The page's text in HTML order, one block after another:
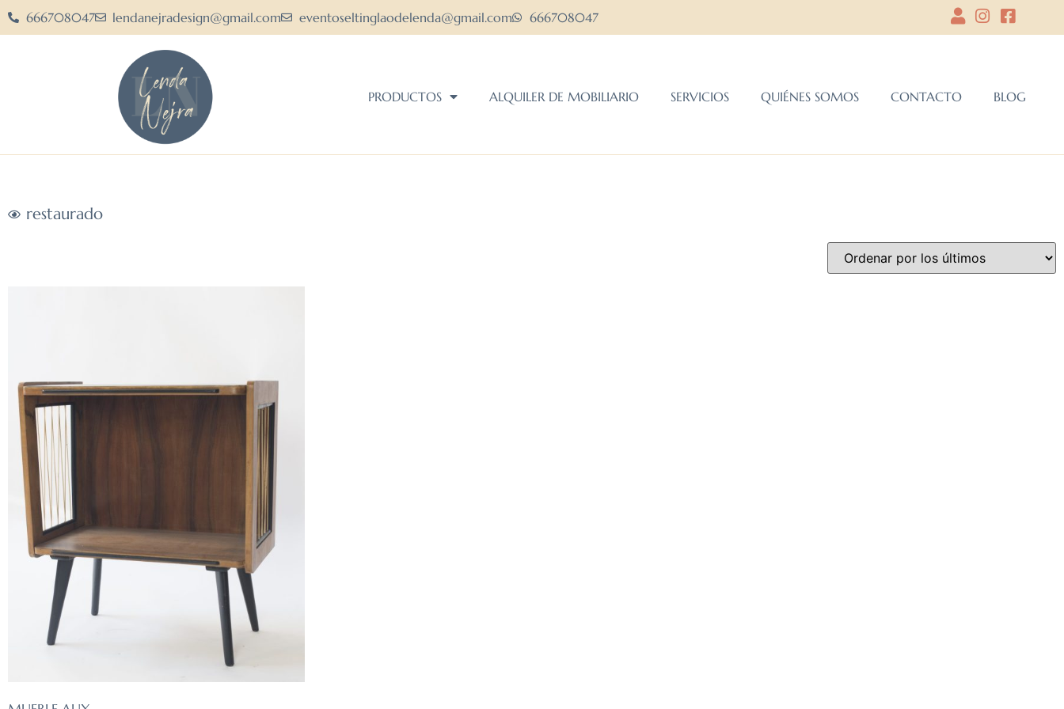
666708047 lendanejradesign@gmail.com eventoseltinglaodelenda@gmail.com 666708047
PRODUCTOS ALQUILER DE MOBILIARIO SERVICIOS QUIÉNES SOMOS CONTACTO BLOG
restaurado